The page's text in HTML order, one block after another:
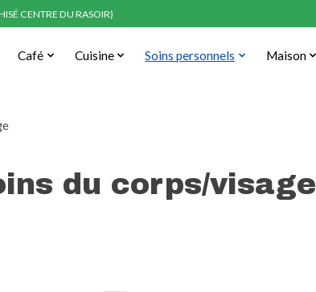
CENTRE DU RASOIR)
Café Cuisine Soins personnels Maison
du corps/visage